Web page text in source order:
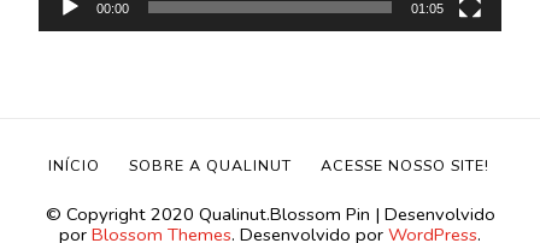
00:00 01:05
©️ Copyright 2020 Qualinut.Blossom Pin | Desenvolvido
por Blossom Themes. Desenvolvido por WordPress.
INÍCIO SOBRE A QUALINUT ACESSE NOSSO SITE!